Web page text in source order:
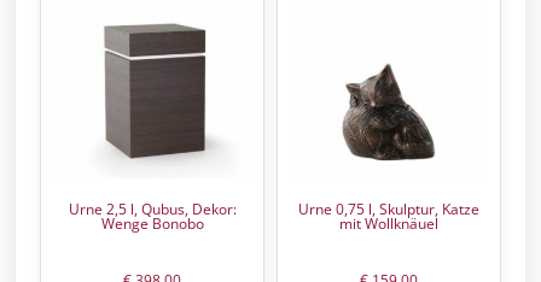
Urne 2,5 l, Qubus, Dekor:
Wenge Bonobo
Urne 0,75 l, Skulptur, Katze
mit Wollknäuel